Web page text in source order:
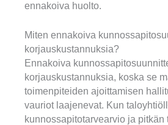
ennakoiva huolto.
Miten ennakoiva
korjauskustannuksia?
Ennakoiva
korjauskustannuksia, koska se
toimenpiteiden ajoittamisen
vauriot laajenevat. Kun
kunnossapitotarvearvio ja pitkän